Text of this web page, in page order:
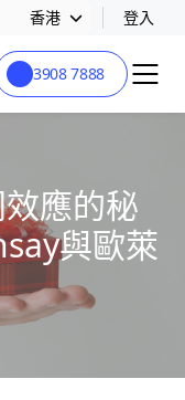
香港 登入
3908 7888
應的秘
與歐萊